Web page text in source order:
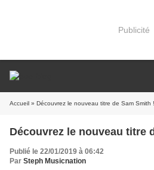
Publicité
Accueil » Découvrez le nouveau titre de Sam Smith !
Découvrez le nouveau titre
Publié le 22/01/2019 à 06:42
Par Steph Musicnation